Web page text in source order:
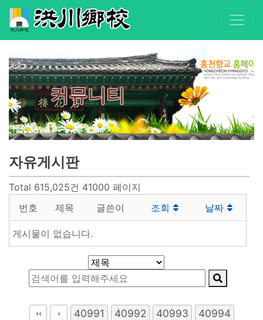
커뮤니티
자유게시판
Total 615,025건 41000 페이지
번호
제목 글쓴이 조회 날짜
게시물이 없습니다.
40991 40992 40993
40994